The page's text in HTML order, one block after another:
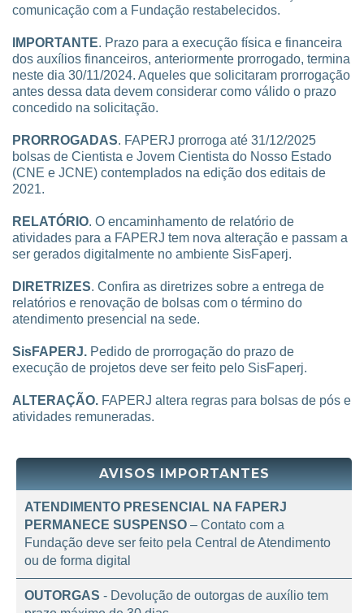
AVISO.A FAPERJ informa que, após manutenção na rede,
as linhas telefônicas foram reativadas e os serviços de
comunicação com a Fundação restabelecidos.
IMPORTANTE. Prazo para a execução física e financeira
dos auxílios financeiros, anteriormente prorrogado, termina
neste dia 30/11/2024. Aqueles que solicitaram prorrogação
antes dessa data devem considerar como válido o prazo
concedido na solicitação.
PRORROGADAS. FAPERJ prorroga até 31/12/2025
bolsas de Cientista e Jovem Cientista do Nosso Estado
(CNE e JCNE) contemplados na edição dos editais de
2021.
RELATÓRIO. O encaminhamento de relatório de
atividades para a FAPERJ tem nova alteração e passam a
ser gerados digitalmente no ambiente SisFaperj.
DIRETRIZES. Confira as diretrizes sobre a entrega de
relatórios e renovação de bolsas com o término do
atendimento presencial na sede.
SisFAPERJ. Pedido de prorrogação do prazo de
execução de projetos deve ser feito pelo SisFaperj.
atividades remuneradas.
AVISOS IMPORTANTES
ATENDIMENTO PRESENCIAL NA FAPERJ
PERMANECE SUSPENSO
Fundação deve ser feito pela Central de Atendimento
ou de forma digital